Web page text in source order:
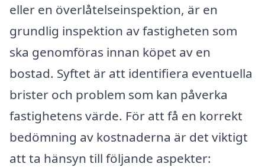
eller en överlåtelseinspektion, är en
grundlig inspektion av fastigheten som
ska genomföras innan köpet av en
bostad. Syftet är att identifiera eventuella
brister och problem som kan påverka
fastighetens värde. För att få en korrekt
bedömning av kostnaderna är det viktigt
att ta hänsyn till följande aspekter: